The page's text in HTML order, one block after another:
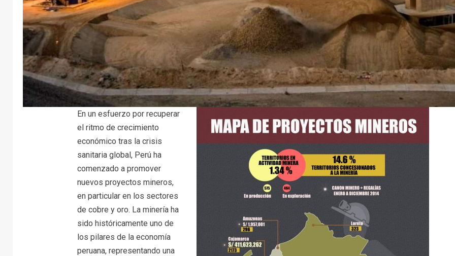
En un esfuerzo por recuperar
el ritmo de crecimiento
económico tras la crisis
sanitaria global, Perú ha
comenzado a promover
nuevos proyectos mineros,
en particular en los sectores
de cobre y oro. La minería ha
sido históricamente uno de
los pilares de la economía
peruana, representando una